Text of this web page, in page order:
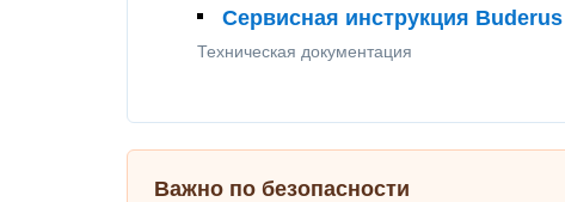
Сервисная инструкция
Техническая документация
Важно по безопасности